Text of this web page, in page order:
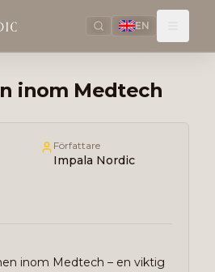
EN
inom Medtech
Författare
Impala Nordic
inom Medtech – en viktig